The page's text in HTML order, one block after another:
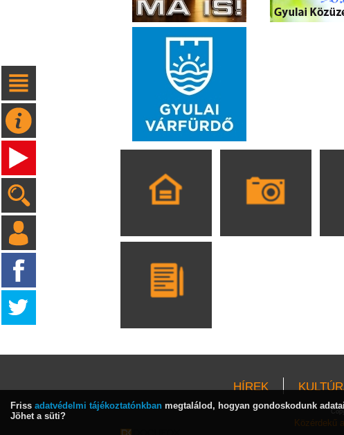
HÍREK
Közérdekű
Friss adatvédelmi tájékoztatónkban megtalálod, hogyan gondoskodunk
Jöhet a süti?